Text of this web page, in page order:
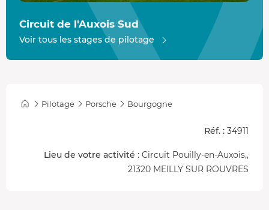
Circuit de l'Auxois Sud
Voir tous les stages de pilotage
Pilotage Porsche Bourgogne
Réf. : 34911
Lieu de votre activité : Circuit Pouilly-en-Auxois,,
21320 MEILLY SUR ROUVRES